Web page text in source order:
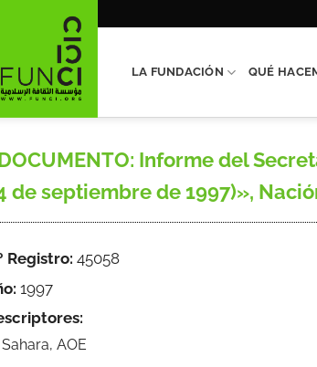
LA FUNDACIÓN QUÉ
Informe del
de septiembre de 1997)»,
Registro: 45058
1997
Sahara, AOE